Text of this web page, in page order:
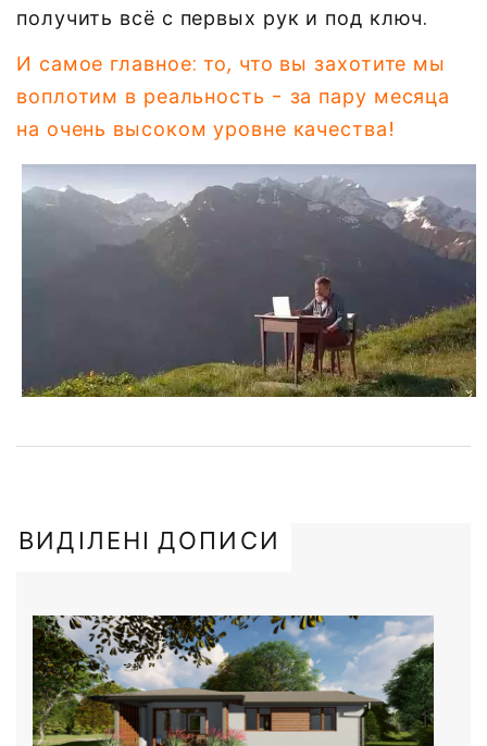
получить всё с первых рук и под ключ.
И самое главное: то, что вы захотите мы
воплотим в реальность - за пару месяца
на очень высоком уровне качества!
ВИДІЛЕНІ ДОПИСИ